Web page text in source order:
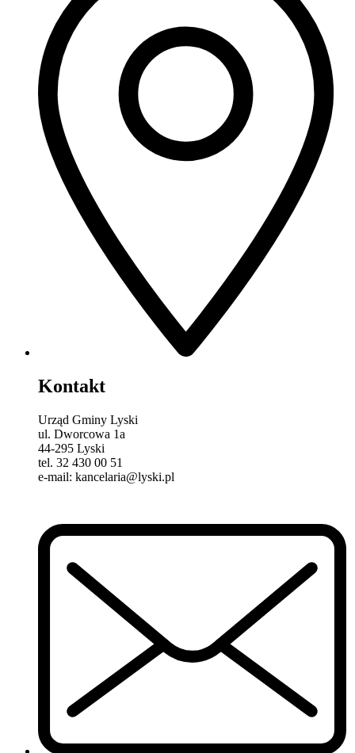
Kontakt
Urząd Gminy Lyski
ul. Dworcowa 1a
44-295 Lyski
tel. 32 430 00 51
e-mail: kancelaria@lyski.pl